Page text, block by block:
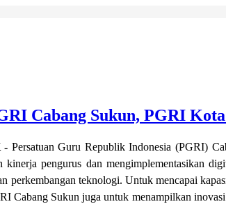
Cabang Sukun, PGRI
- Persatuan Guru Republik Indonesia (PGRI)
pengurus dan mengimplementasikan
perkembangan teknologi. Untuk mencapai
Cabang Sukun juga untuk menampilkan